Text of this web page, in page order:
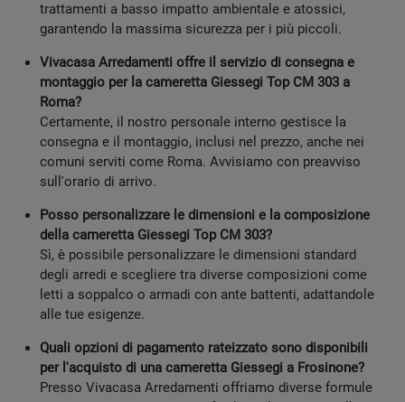
trattamenti a basso impatto ambientale e atossici,
garantendo la massima sicurezza per i più piccoli.
Vivacasa Arredamenti offre il servizio di consegna e
montaggio per la cameretta Giessegi Top CM 303 a
Roma?
Certamente, il nostro personale interno gestisce la
consegna e il montaggio, inclusi nel prezzo, anche nei
comuni serviti come Roma. Avvisiamo con preavviso
sull'orario di arrivo.
Posso personalizzare le dimensioni e la composizione
della cameretta Giessegi Top CM 303?
Sì, è possibile personalizzare le dimensioni standard
degli arredi e scegliere tra diverse composizioni come
letti a soppalco o armadi con ante battenti, adattandole
alle tue esigenze.
Quali opzioni di pagamento rateizzato sono disponibili
per l'acquisto di una cameretta Giessegi a Frosinone?
Presso Vivacasa Arredamenti offriamo diverse formule